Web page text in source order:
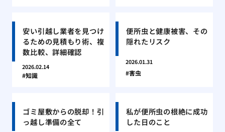
安い引越し業者を見つけ
るための見積もり術、複
数比較、詳細確認
2026.02.14
知識
便所虫と健康被害、その
隠れたリスク
2026.01.31
害虫
ゴミ屋敷からの脱却！引
っ越し準備の全て
私が便所虫の根絶に成功
した日のこと